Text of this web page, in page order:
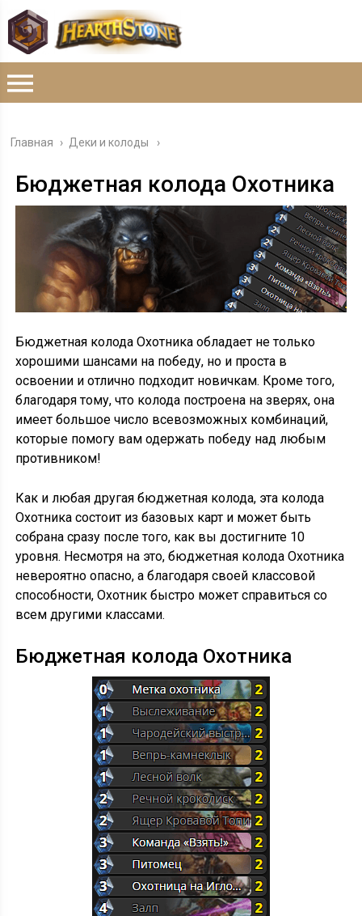
Главная › Деки и колоды
Бюджетная колода Охотника
Бюджетная колода Охотника обладает не только
хорошими шансами на победу, но и проста в
освоении и отлично подходит новичкам. Кроме того,
благодаря тому, что колода построена на зверях, она
имеет большое число всевозможных комбинаций,
которые помогу вам одержать победу над любым
противником!
Как и любая другая бюджетная колода, эта колода
Охотника состоит из базовых карт и может быть
собрана сразу после того, как вы достигните 10
уровня. Несмотря на это, бюджетная колода Охотника
невероятно опасно, а благодаря своей классовой
способности, Охотник быстро может справиться со
всем другими классами.
Бюджетная колода Охотника